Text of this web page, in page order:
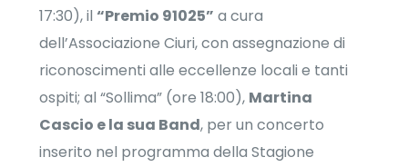
17:30), il “Premio 91025” a cura
dell’Associazione Ciuri, con assegnazione di
riconoscimenti alle eccellenze locali e tanti
ospiti; al “Sollima” (ore 18:00), Martina
Cascio e la sua Band, per un concerto
inserito nel programma della Stagione